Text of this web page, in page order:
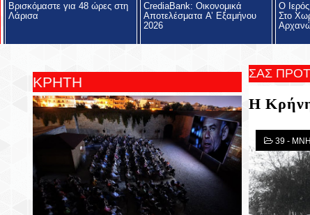
Βρισκόμαστε για 48 ώρες στη
Λάρισα
CrediaBank: Οικονομικά
Αποτελέσματα A’ Εξαμήνου
2026
Ο
Στο
ΚΡΗΤΗ
ΣΑΣ
Η
39 -